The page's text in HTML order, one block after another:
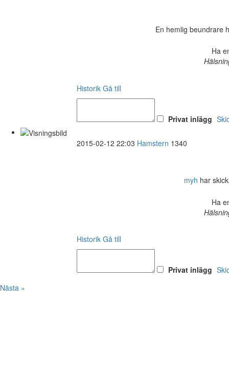
En hemlig beundrare
Ha
Historik Gå till
Privat inlägg
2015-02-12 22:03 Hamstern 1340
myh har
Ha
Historik Gå till
Privat inlägg
Nästa »